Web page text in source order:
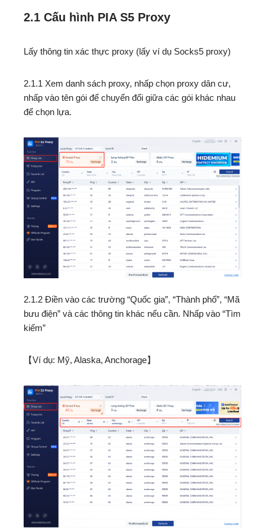
2.1 Cấu hình PIAS5 Proxy
Lấy thông tin xác thực proxy (lấy ví dụ Socks5 proxy)
2.1.1 Xem danh sách proxy, nhấp chọn proxy dân cư,
nhấp vào tên gói để chuyển đổi giữa các gói khác nhau
để chọn lựa.
2.1.2 Điền vào các trường “Quốc gia”, “Thành phố”, “Mã
bưu điện” và các thông tin khác nếu cần. Nhấp vào “Tìm
kiếm”
【Ví dụ: Mỹ, Alaska, Anchorage】